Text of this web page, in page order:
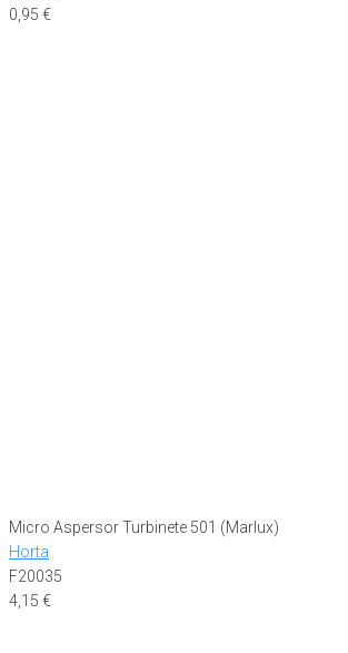
0,95 €
Micro Aspersor Turbinete 501 (Marlux)
Horta
F20035
4,15 €